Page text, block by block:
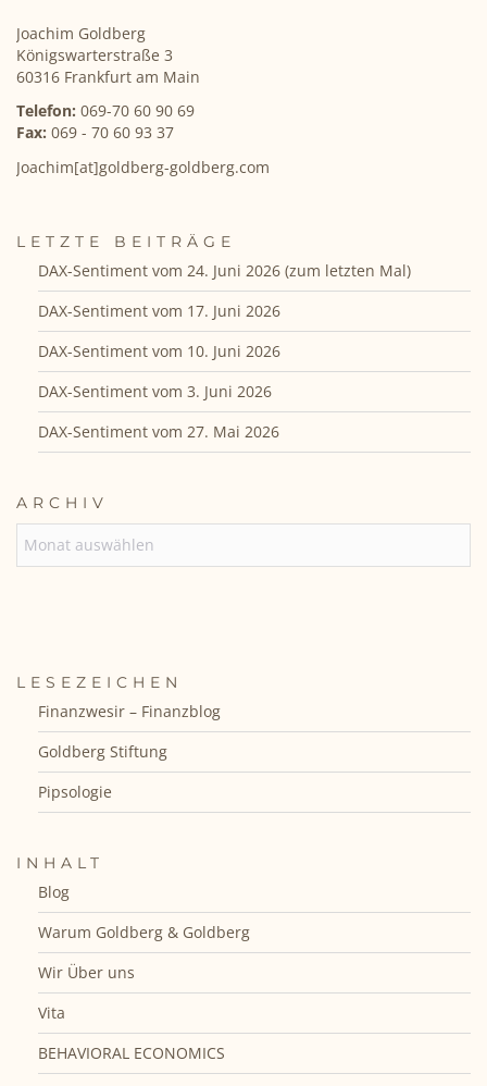
Joachim Goldberg
Königswarterstraße 3
60316 Frankfurt am Main
Telefon: 069-70 60 90 69
Fax: 069 - 70 60 93 37
Joachim[at]goldberg-goldberg.com
LETZTE BEITRÄGE
DAX-Sentiment vom 24. Juni 2026 (zum letzten Mal)
DAX-Sentiment vom 17. Juni 2026
DAX-Sentiment vom 10. Juni 2026
DAX-Sentiment vom 3. Juni 2026
DAX-Sentiment vom 27. Mai 2026
ARCHIV
LESEZEICHEN
Finanzwesir – Finanzblog
Goldberg Stiftung
Pipsologie
INHALT
Blog
Warum Goldberg & Goldberg
Wir Über uns
Vita
BEHAVIORAL ECONOMICS